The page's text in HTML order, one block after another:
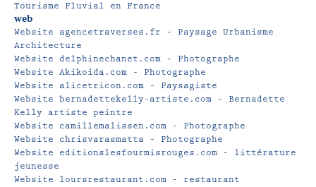
Tourisme Fluvial en France
web
Website agencetraverses.fr – Paysage Urbanisme
Architecture
Website delphinechanet.com – Photographe
Website Akikoida.com – Photographe
Website alicetricon.com – Paysagiste
Website bernadettekelly-artiste.com – Bernadette
Kelly artiste peintre
Website camillemalissen.com – Photographe
Website chrisvarasmatta – Photographe
Website editionslesfourmisrouges.com – littérature
jeunesse
Website loursrestaurant.com – restaurant